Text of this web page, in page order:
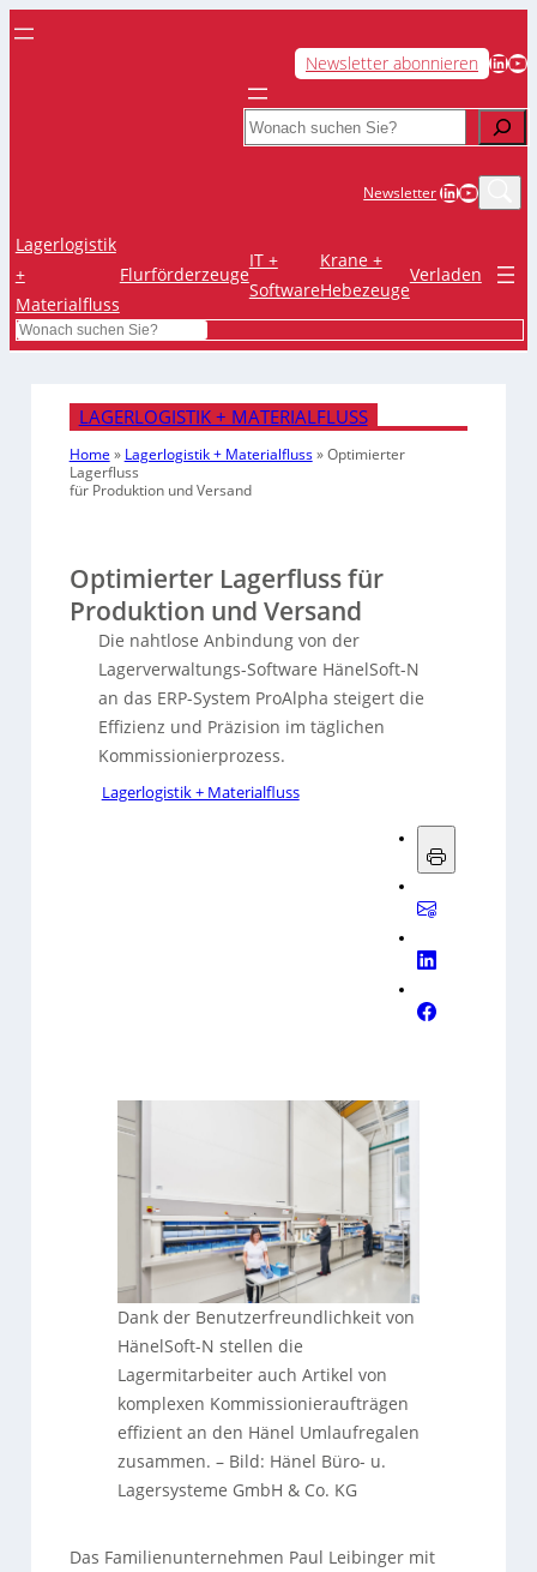
Newsletter abonnieren LinkedIn YouTube
Search
NewsletterLinkedIn
Lagerlogistik
+
Materialfluss
Flurförderzeuge
IT +
Software
Krane +
Hebezeuge
Verladen
Search
LAGERLOGISTIK + MATERIALFLUSS
Home » Lagerlogistik + Materialfluss»Optimierter
Lagerfluss
für Produktion und Versand
Optimierter Lagerfluss für
Produktion und Versand
Die nahtlose Anbindung von der
Lagerverwaltungs-Software HänelSoft-N
an das ERP-System ProAlpha steigert die
Effizienz und Präzision im täglichen
Kommissionierprozess.
Lagerlogistik + Materialfluss
Dank der Benutzerfreundlichkeit von
HänelSoft-N stellen die
Lagermitarbeiter auch Artikel von
komplexen Kommissionieraufträgen
effizient an den Hänel Umlaufregalen
zusammen. – Bild: Hänel Büro- u.
Lagersysteme GmbH & Co. KG
Das Familienunternehmen Paul Leibinger mit